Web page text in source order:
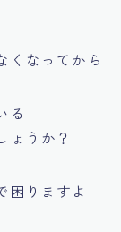
くなってから
る
ょうか？
困りますよ